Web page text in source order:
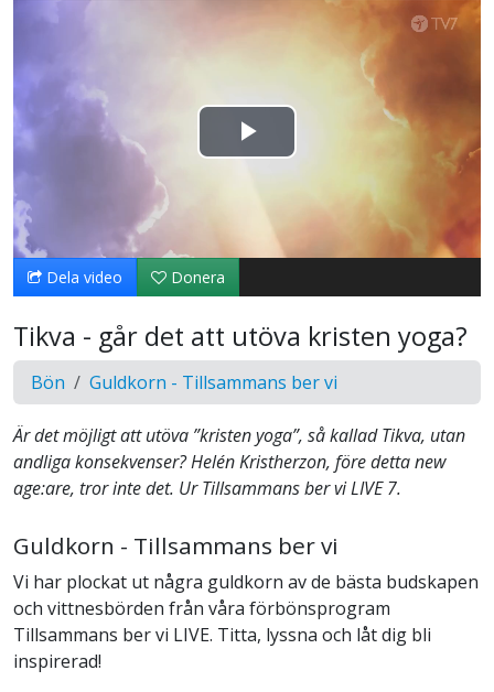
Spela
video
Dela video Donera
Tikva - går det att utöva kristen yoga?
Bön Guldkorn - Tillsammans ber vi
Är det möjligt att utöva ”kristen yoga”, så kallad Tikva, utan
andliga konsekvenser? Helén Kristherzon, före detta new
age:are, tror inte det. Ur Tillsammans ber vi LIVE 7.
Guldkorn - Tillsammans ber vi
Vi har plockat ut några guldkorn av de bästa budskapen
och vittnesbörden från våra förbönsprogram
Tillsammans ber vi LIVE. Titta, lyssna och låt dig bli
inspirerad!